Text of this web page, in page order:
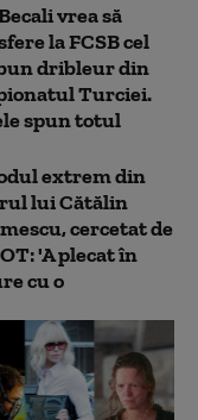
vrea să
la FCSB cel
dribleur din
Turciei.
spun totul
extrem din
lui Cătălin
cercetat de
'A plecat în
cu o